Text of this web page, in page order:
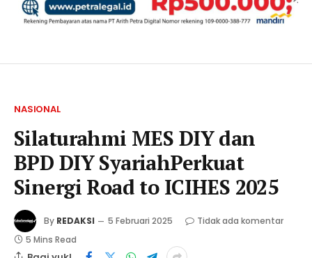
NASIONAL
Silaturahmi MES DIY dan
BPD DIY SyariahPerkuat
Sinergi Road to ICIHES 2025
By REDAKSI 5 Februari 2025
Tidak ada komentar
5 Mins Read